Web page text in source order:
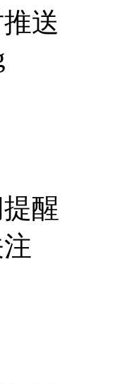
送
醒